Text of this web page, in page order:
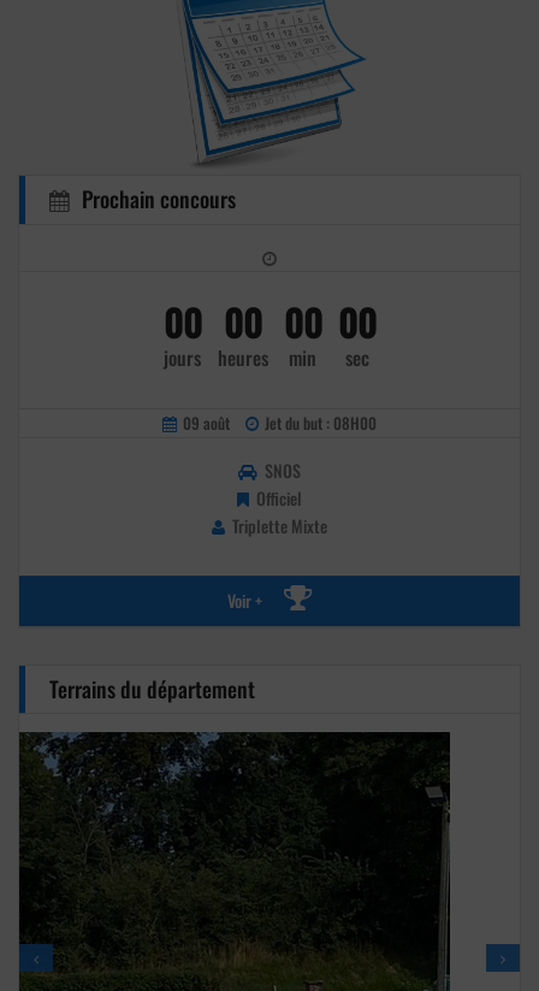
Prochain concours
00
jours
00
heures
00
min
00
sec
09 août Jet du but : 08H00
SNOS
Officiel
Triplette Mixte
Voir +
Terrains du département